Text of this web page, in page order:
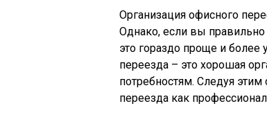
Организация офисного
Однако, если вы правильно
это гораздо проще и
переезда – это хорошая
потребностям. Следуя
переезда как